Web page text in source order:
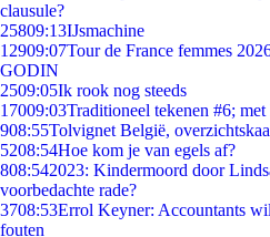
clausule?
25809:13IJsmachine
12909:07Tour de France femmes
GODIN
2509:05Ik rook nog steeds
17009:03Traditioneel tekenen #6; met
908:55Tolvignet België,
5208:54Hoe kom je van egels af?
808:542023: Kindermoord door
voorbedachte rade?
3708:53Errol Keyner: Accountants
fouten